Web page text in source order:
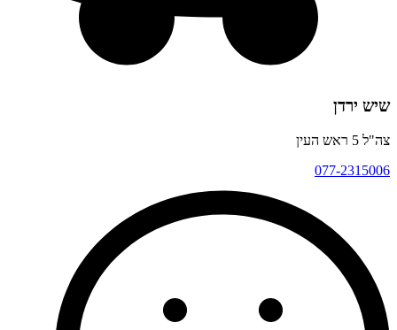
שיש ירדן
צה"ל 5 ראש העין
077-2315006